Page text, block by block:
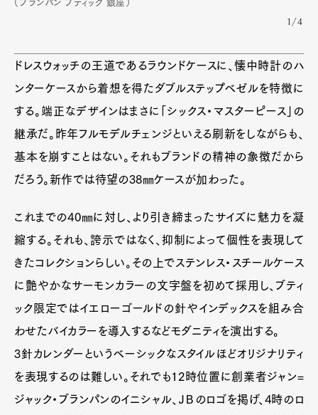
Pen international
（ブランパン ブティック 銀座）
1/4
ドレスウォッチの王道であるラウンドケースに、懐中時計のハ
ンターケースから着想を得たダブルステップベゼルを特徴に
する。端正なデザインはまさに「シックス・マスターピース」の
継承だ。昨年フルモデルチェンジといえる刷新をしながらも、
基本を崩すことはない。それもブランドの精神の象徴だから
だろう。新作では待望の38㎜ケースが加わった。
これまでの40㎜に対し、より引き締まったサイズに魅力を凝
縮する。それも、誇示ではなく、抑制によって個性を表現して
きたコレクションらしい。その上でステンレス・スチールケース
に艶やかなサーモンカラーの文字盤を初めて採用し、ブティ
ック限定ではイエローゴールドの針やインデックスを組み合
わせたバイカラーを導入するなどモダニティを演出する。
3針カレンダーというベーシックなスタイルほどオリジナリティ
を表現するのは難しい。それでも12時位置に創業者ジャン=
ジャック・ブランパンのイニシャル、ＪＢのロゴを掲げ、4時のロ